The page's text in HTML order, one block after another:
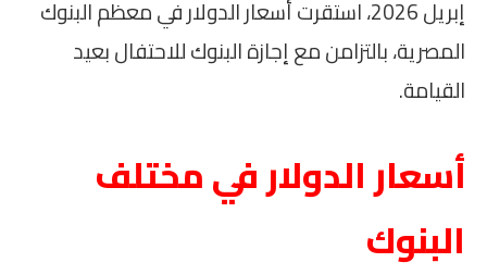
إبريل 2026، استقرت أسعار الدولار في معظم البنوك
المصرية، بالتزامن مع إجازة البنوك للاحتفال بعيد
القيامة.
أسعار الدولار في مختلف
البنوك